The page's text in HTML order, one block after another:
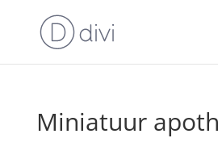
Miniatuur